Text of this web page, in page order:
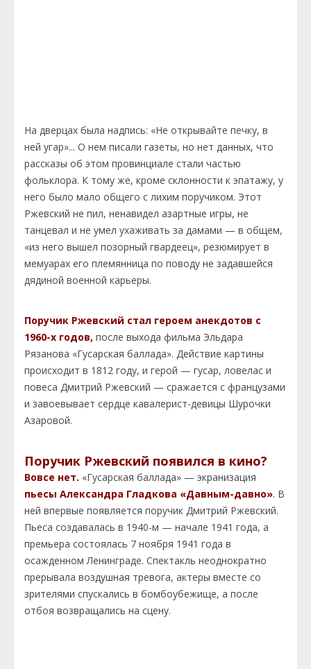
На дверцах была надпись: «Не открывайте печку, в
ней угар»... О нем писали газеты, но нет данных, что
рассказы об этом провинциале стали частью
фольклора. К тому же, кроме склонности к эпатажу, у
него было мало общего с лихим поручиком. Этот
Ржевский не пил, ненавидел азартные игры, не
танцевал и не умел ухаживать за дамами — в общем,
«из него вышел позорный гвардеец», резюмирует в
мемуарах его племянница по поводу не задавшейся
дядиной военной карьеры.
Поручик Ржевский стал героем анекдотов с
1960-х годов, после выхода фильма Эльдара
Рязанова «Гусарская баллада». Действие картины
происходит в 1812 году, и герой — гусар, ловелас и
повеса Дмитрий Ржевский — сражается с французами
и завоевывает сердце кавалерист-девицы Шурочки
Азаровой.
Поручик Ржевский появился в кино?
Вовсе нет. «Гусарская баллада» — экранизация
пьесы Александра Гладкова «Давным-давно». В
ней впервые появляется поручик Дмитрий Ржевский.
Пьеса создавалась в 1940-м — начале 1941 года, а
премьера состоялась 7 ноября 1941 года в
осажденном Ленинграде. Спектакль неоднократно
прерывала воздушная тревога, актеры вместе со
зрителями спускались в бомбоубежище, а после
отбоя возвращались на сцену.